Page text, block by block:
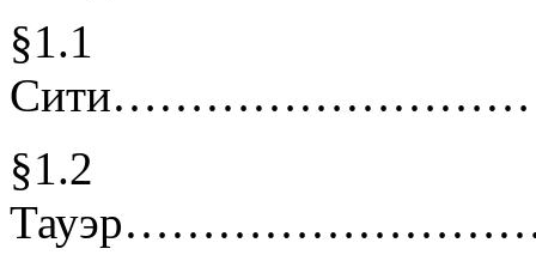
§1.1
§1.2